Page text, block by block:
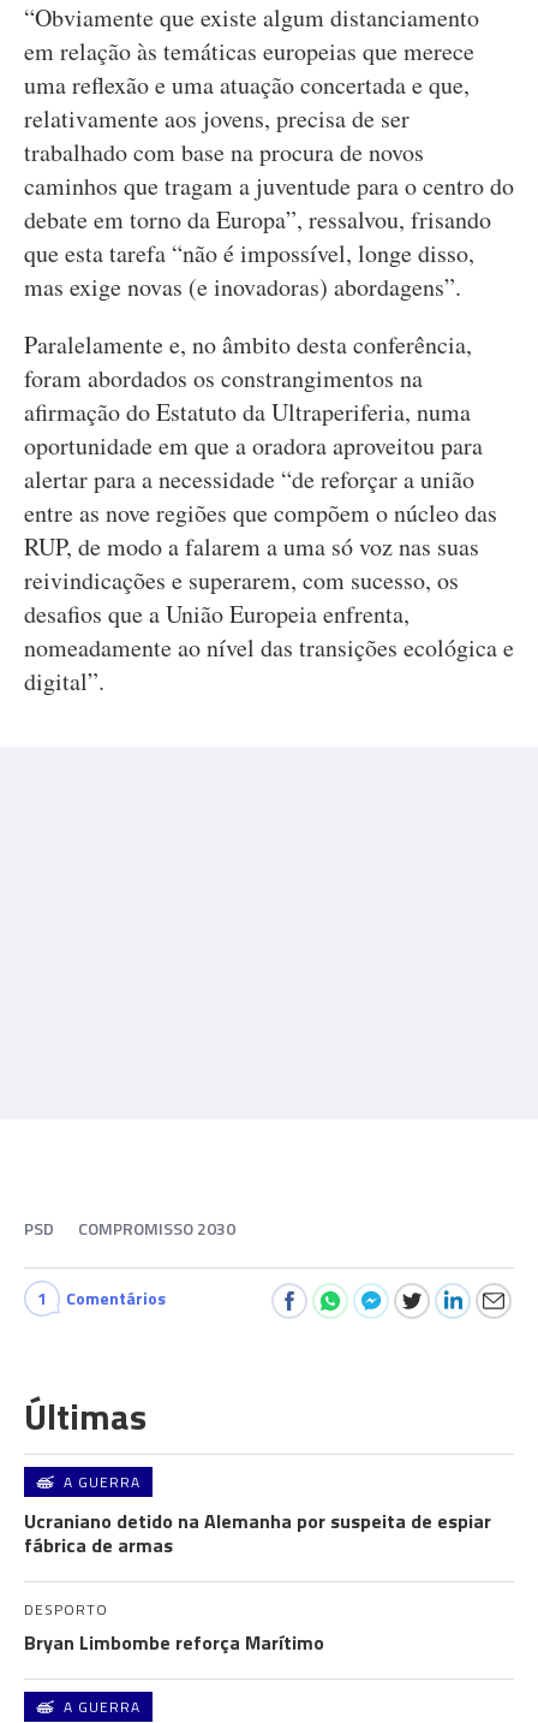
“Obviamente que existe algum distanciamento
em relação às temáticas europeias que merece
uma reflexão e uma atuação concertada e que,
relativamente aos jovens, precisa de ser
trabalhado com base na procura de novos
caminhos que tragam a juventude para o centro do
debate em torno da Europa”, ressalvou, frisando
que esta tarefa “não é impossível, longe disso,
mas exige novas (e inovadoras) abordagens”.
Paralelamente e, no âmbito desta conferência,
foram abordados os constrangimentos na
afirmação do Estatuto da Ultraperiferia, numa
oportunidade em que a oradora aproveitou para
alertar para a necessidade “de reforçar a união
entre as nove regiões que compõem o núcleo das
RUP, de modo a falarem a uma só voz nas suas
reivindicações e superarem, com sucesso, os
desafios que a União Europeia enfrenta,
nomeadamente ao nível das transições ecológica e
digital”.
PSD COMPROMISSO 2030
1 Comentários
Últimas
A GUERRA
Ucraniano detido na Alemanha por suspeita de espiar
fábrica de armas
DESPORTO
Bryan Limbombe reforça Marítimo
A GUERRA